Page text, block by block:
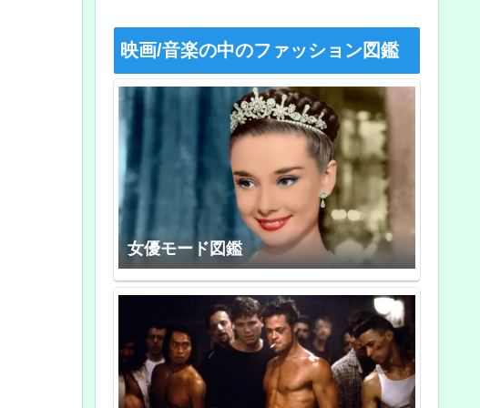
映画/音楽の中のファッション図鑑
女優モード図鑑